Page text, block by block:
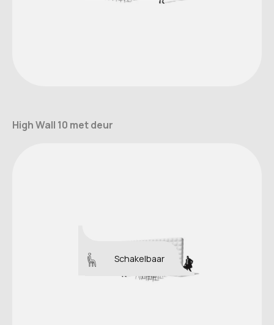
High Wall 10 met deur
Schakelbaar